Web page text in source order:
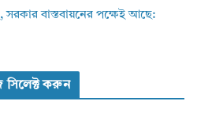
সরকার বাস্তবায়নের পক্ষেই আছে:
সিলেক্ট করুন